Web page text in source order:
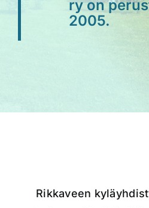
ry on
2005.
Rikkaveen